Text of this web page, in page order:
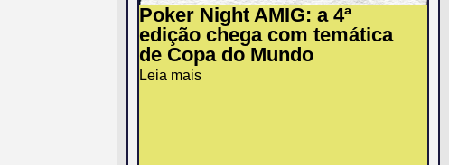
Poker Night AMIG: a 4ª
edição chega com temática
de Copa do Mundo
Leia mais